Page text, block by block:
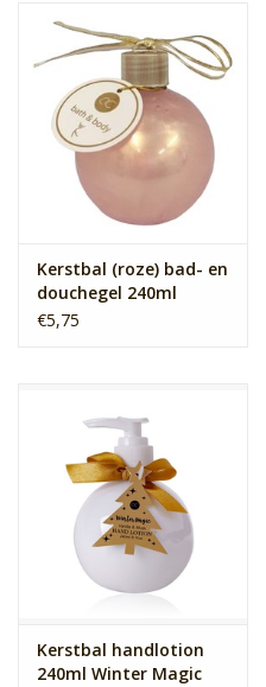
Kerstbal (roze) bad- en
douchegel 240ml
€5,75
Kerstbal handlotion
240ml Winter Magic